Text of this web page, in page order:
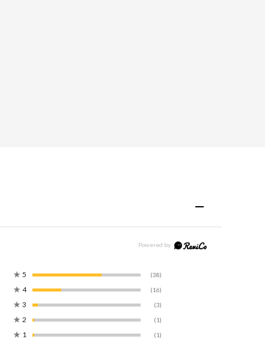
★ 5 (38)
★ 4 (16)
★ 3 (3)
★ 2 (1)
★ 1 (1)